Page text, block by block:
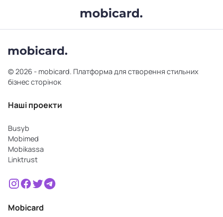
© 2026 - mobicard. Платформа для створення стильних
бізнес сторінок
Наші проекти
Busyb
Mobimed
Mobikassa
Linktrust
Mobicard